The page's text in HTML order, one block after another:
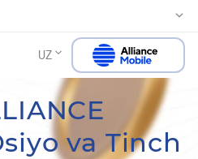
UZ
va Tinch